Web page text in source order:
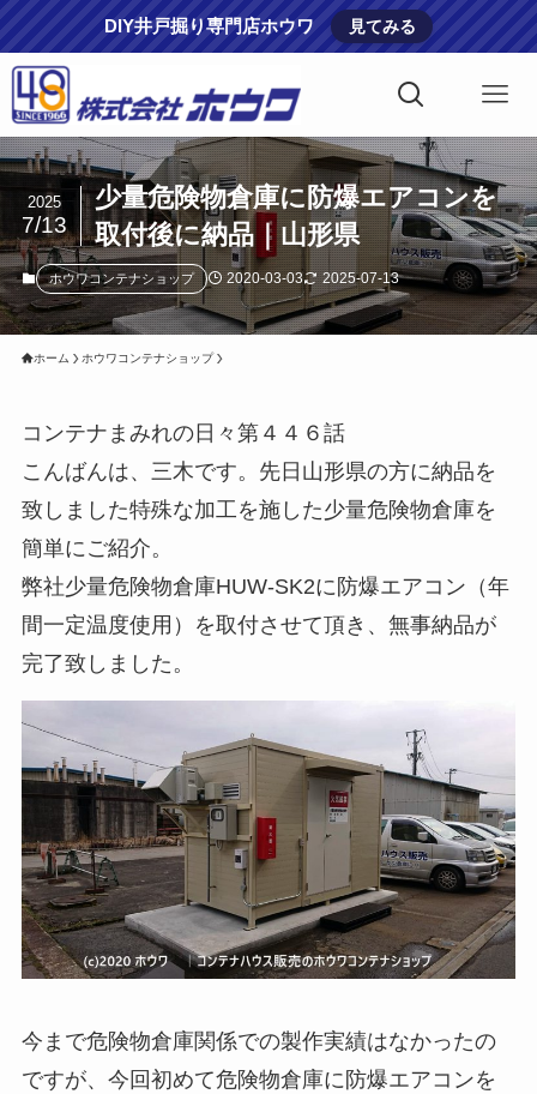
DIY井戸掘り専門店ホウワ 見てみる
少量危険物倉庫に防爆エアコンを
取付後に納品｜山形県
2025
7/13
ホウワコンテナショップ 2020-03-03 2025-07-13
ホーム ホウワコンテナショップ
コンテナまみれの日々第４４６話
こんばんは、三木です。先日山形県の方に納品を
致しました特殊な加工を施した少量危険物倉庫を
簡単にご紹介。
弊社少量危険物倉庫HUW-SK2に防爆エアコン（年
間一定温度使用）を取付させて頂き、無事納品が
完了致しました。
今まで危険物倉庫関係での製作実績はなかったの
ですが、今回初めて危険物倉庫に防爆エアコンを